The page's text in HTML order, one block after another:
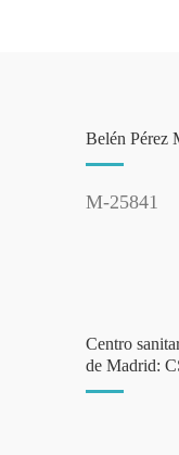
Belén Pérez
M-25841
Centro
de Madrid: